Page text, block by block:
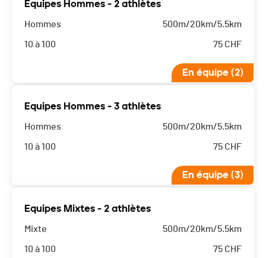
Equipes Hommes - 2 athlètes
Hommes
10 à 100
500m/20km/5.5km
75 CHF
En équipe (2)
Equipes Hommes - 3 athlètes
Hommes
10 à 100
500m/20km/5.5km
75 CHF
En équipe (3)
Equipes Mixtes - 2 athlètes
Mixte
10 à 100
500m/20km/5.5km
75 CHF